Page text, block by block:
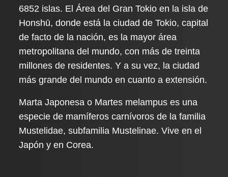
6852 islas. El Área del Gran Tokio en la isla de
Honshū, donde está la ciudad de Tokio, capital
de facto de la nación, es la mayor área
metropolitana del mundo, con más de treinta
millones de residentes. Y a su vez, la ciudad
más grande del mundo en cuanto a extensión.
Marta Japonesa o Martes melampus es una
especie de mamíferos carnívoros de la familia
Mustelidae, subfamilia Mustelinae. Vive en el
Japón y en Corea.